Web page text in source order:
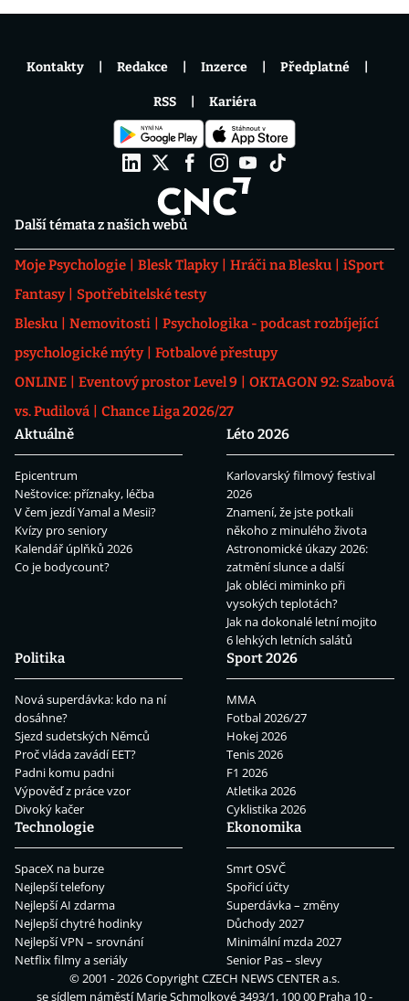
Další témata z našich webů
Moje Psychologie Blesk Tlapky Hráči na Blesku
iSport
Fantasy
Spotřebitelské testy
Blesku
Nemovitosti
Psychologika - podcast rozbíjející
psychologické mýty
Fotbalové přestupy
ONLINE
Eventový prostor Level 9
OKTAGON 92: Szabová
vs. Pudilová
Chance Liga 2026/27
Aktuálně
Epicentrum
Neštovice: příznaky, léčba
V čem jezdí Yamal a Mesii?
Kvízy pro seniory
Kalendář úplňků 2026
Co je bodycount?
Léto 2026
Karlovarský filmový festival
2026
Znamení, že jste potkali
někoho z minulého života
Astronomické úkazy 2026:
zatmění slunce a další
Jak obléci miminko při
vysokých teplotách?
Jak na dokonalé letní mojito
6 lehkých letních salátů
Politika
Nová superdávka: kdo na ní
dosáhne?
Sjezd sudetských Němců
Proč vláda zavádí EET?
Padni komu padni
Výpověď z práce vzor
Divoký kačer
Sport 2026
MMA
Fotbal 2026/27
Hokej 2026
Tenis 2026
F1 2026
Atletika 2026
Cyklistika 2026
Technologie
SpaceX na burze
Nejlepší telefony
Nejlepší AI zdarma
Nejlepší chytré hodinky
Nejlepší VPN – srovnání
Netflix filmy a seriály
Ekonomika
Smrt OSVČ
Spořicí účty
Superdávka – změny
Důchody 2027
Minimální mzda 2027
Senior Pas – slevy
Kontakty Redakce Inzerce Předplatné
RSS Kariéra
© 2001 - 2026 CopyrightCZECH NEWS CENTER a.s.
se sídlem náměstí Marie Schmolkové 3493/1, 100 00 Praha 10 -